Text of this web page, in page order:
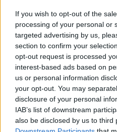
If you wish to opt-out of the
processing of your personal or
targeted advertising by us,
section to confirm your
opt-out request is processed
interest-based ads based on
us or personal information
your opt-out. You may
disclosure of your personal
IAB’s list of downstream
also be disclosed by us to third
auto a Fresonara, è
una donna
27 Marzo 2014
In "Novi-Acqui-Ovada"